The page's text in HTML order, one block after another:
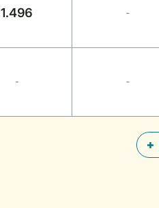
1.496 -
- -